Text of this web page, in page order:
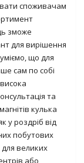
споживачам
зможе
для вирішення
що для
сам по собі
та
кулька
у роздріб від
побутових
великих
або